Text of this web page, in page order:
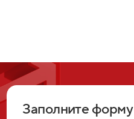
Заполните форму